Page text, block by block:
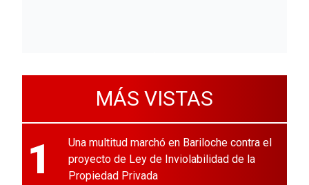
MÁS VISTAS
1
Una multitud marchó en Bariloche contra el
proyecto de Ley de Inviolabilidad de la
Propiedad Privada